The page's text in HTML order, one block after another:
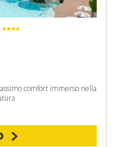
comfort immerso nella